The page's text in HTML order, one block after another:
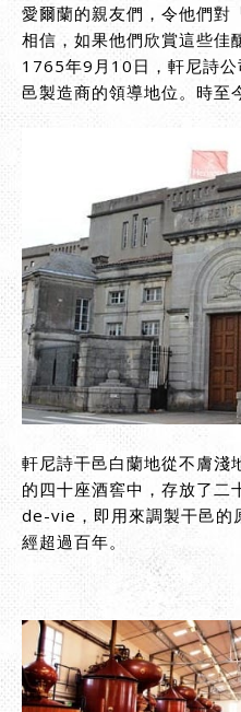
愛爾蘭的親友們，令他們對
相信，如果他們欣賞這些佳
1765年9月10日，軒尼詩
邑製造商的領導地位。時至
軒尼詩干邑白蘭地從不膚淺
的四十座酒窖中，存放了二
de-vie，即用來調製干邑的
經超過百年。